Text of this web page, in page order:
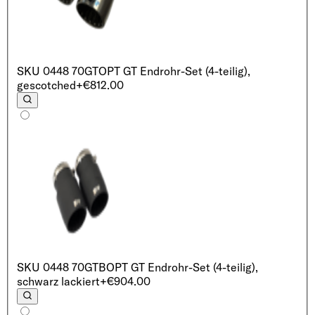
SKU 0448 70GTOPT GT Endrohr-Set (4-teilig),
gescotched+€812.00
SKU 0448 70GTBOPT GT Endrohr-Set (4-teilig),
schwarz lackiert+€904.00